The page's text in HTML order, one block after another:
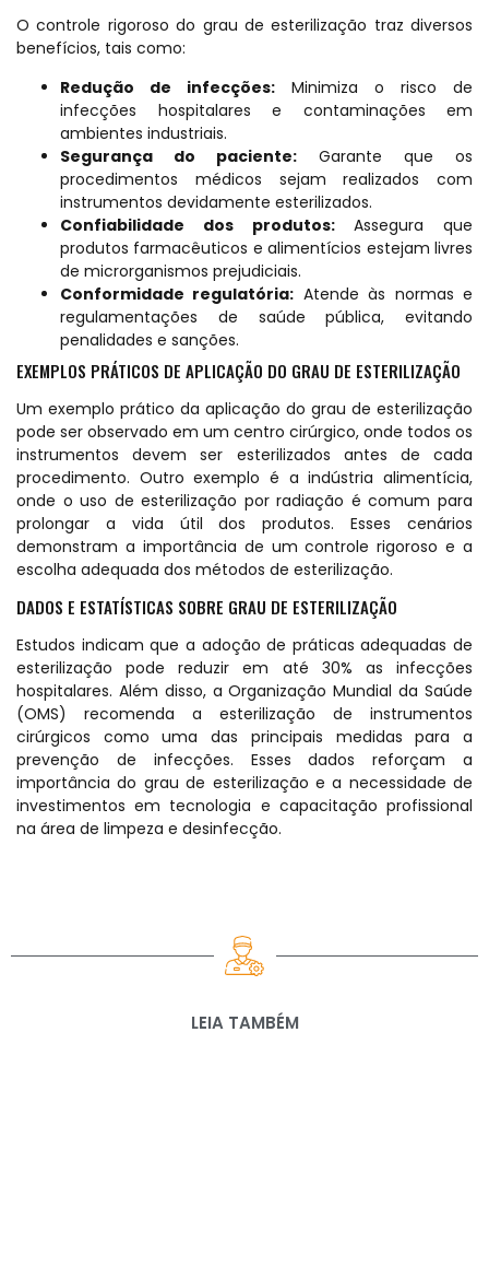
O controle rigoroso do grau de esterilização traz diversos
benefícios, tais como:
Redução de infecções: Minimiza o risco de
infecções hospitalares e contaminações em
ambientes industriais.
Segurança do paciente: Garante que os
procedimentos médicos sejam realizados com
instrumentos devidamente esterilizados.
Confiabilidade dos produtos:Assegura que
produtos farmacêuticos e alimentícios estejam livres
de microrganismos prejudiciais.
Conformidade regulatória: Atende às normas e
regulamentações de saúde pública, evitando
penalidades e sanções.
EXEMPLOS PRÁTICOS DE APLICAÇÃO DO GRAU DE ESTERILIZAÇÃO
Um exemplo prático da aplicação do grau de esterilização
pode ser observado em um centro cirúrgico, onde todos os
instrumentos devem ser esterilizados antes de cada
procedimento. Outro exemplo é a indústria alimentícia,
onde o uso de esterilização por radiação é comum para
prolongar a vida útil dos produtos. Esses cenários
demonstram a importância de um controle rigoroso e a
escolha adequada dos métodos de esterilização.
DADOS E ESTATÍSTICAS SOBRE GRAU DE ESTERILIZAÇÃO
Estudos indicam que a adoção de práticas adequadas de
esterilização pode reduzir em até 30% as infecções
hospitalares. Além disso, a Organização Mundial da Saúde
(OMS) recomenda a esterilização de instrumentos
cirúrgicos como uma das principais medidas para a
prevenção de infecções. Esses dados reforçam a
importância do grau de esterilização e a necessidade de
investimentos em tecnologia e capacitação profissional
na área de limpeza e desinfecção.
LEIA TAMBÉM